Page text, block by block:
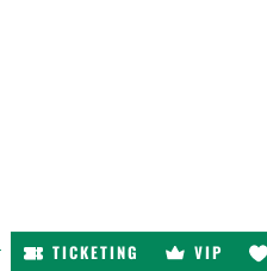
TICKETING VIP